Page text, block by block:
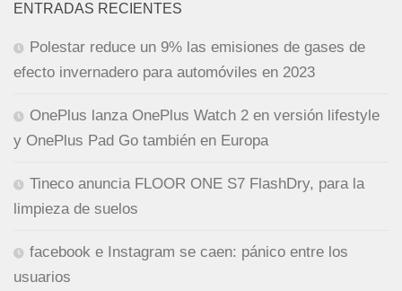
ENTRADAS RECIENTES
Polestar reduce un 9% las emisiones de gases de
efecto invernadero para automóviles en 2023
OnePlus lanza OnePlus Watch 2 en versión lifestyle
y OnePlus Pad Go también en Europa
Tineco anuncia FLOOR ONE S7 FlashDry, para la
limpieza de suelos
facebook e Instagram se caen: pánico entre los
usuarios